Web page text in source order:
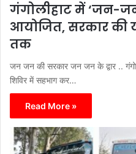
गंगोलीहाट में ‘जन-जन
आयोजित, सरकार की
तक
जन जन की सरकार जन जन के द्वार ..
शिविर में सहभाग कर…
Read More »